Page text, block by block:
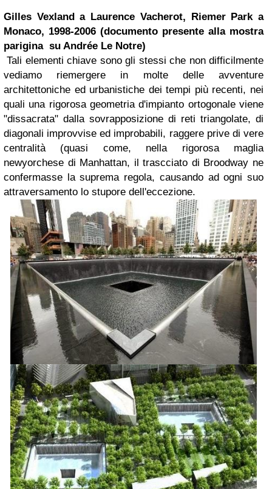
Gilles Vexland a Laurence Vacherot, Riemer Park a
Monaco, 1998-2006 (documento presente alla mostra
parigina su Andrée Le Notre)
Tali elementi chiave sono gli stessi che non difficilmente
vediamo riemergere in molte delle avventure
architettoniche ed urbanistiche dei tempi più recenti, nei
quali una rigorosa geometria d'impianto ortogonale viene
"dissacrata" dalla sovrapposizione di reti triangolate, di
diagonali improvvise ed improbabili, raggere prive di vere
centralità (quasi come, nella rigorosa maglia
newyorchese di Manhattan, il trascciato di Broodway ne
confermasse la suprema regola, causando ad ogni suo
attraversamento lo stupore dell'eccezione.